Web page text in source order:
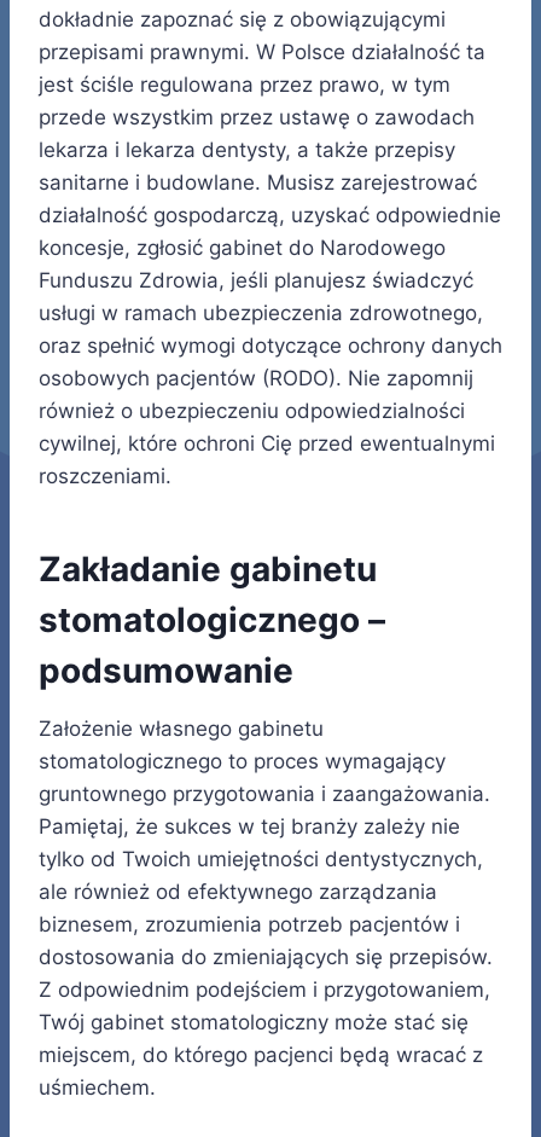
dokładnie zapoznać się z obowiązującymi
przepisami prawnymi. W Polsce działalność ta
jest ściśle regulowana przez prawo, w tym
przede wszystkim przez ustawę o zawodach
lekarza i lekarza dentysty, a także przepisy
sanitarne i budowlane. Musisz zarejestrować
działalność gospodarczą, uzyskać odpowiednie
koncesje, zgłosić gabinet do Narodowego
Funduszu Zdrowia, jeśli planujesz świadczyć
usługi w ramach ubezpieczenia zdrowotnego,
oraz spełnić wymogi dotyczące ochrony danych
osobowych pacjentów (RODO). Nie zapomnij
również o ubezpieczeniu odpowiedzialności
cywilnej, które ochroni Cię przed ewentualnymi
roszczeniami.
Zakładanie gabinetu
stomatologicznego –
podsumowanie
Założenie własnego gabinetu
stomatologicznego to proces wymagający
gruntownego przygotowania i zaangażowania.
Pamiętaj, że sukces w tej branży zależy nie
tylko od Twoich umiejętności dentystycznych,
ale również od efektywnego zarządzania
biznesem, zrozumienia potrzeb pacjentów i
dostosowania do zmieniających się przepisów.
Z odpowiednim podejściem i przygotowaniem,
Twój gabinet stomatologiczny może stać się
miejscem, do którego pacjenci będą wracać z
uśmiechem.